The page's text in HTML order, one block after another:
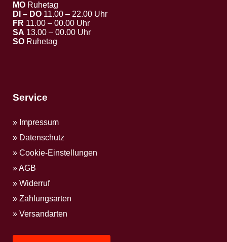
MO Ruhetag
DI – DO 11.00 – 22.00 Uhr
FR 11.00 – 00.00 Uhr
SA 13.00 – 00.00 Uhr
SO Ruhetag
Service
Impressum
Datenschutz
Cookie-Einstellungen
AGB
Widerruf
Zahlungsarten
Versandarten